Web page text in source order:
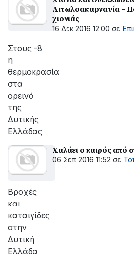
Αιτωλοακαρνανία –
χιονιάς
16 Δεκ 2016 12:00 σε
Στους -8
η
θερμοκρασία
στα
ορεινά
της
Δυτικής
Ελλάδας
Χαλάει ο καιρός από
06 Σεπ 2016 11:52 σε
Βροχές
και
καταιγίδες
στην
Δυτική
Ελλάδα